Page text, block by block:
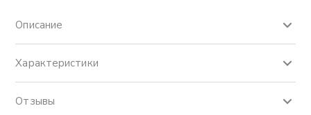
Описание
Характеристики
Отзывы